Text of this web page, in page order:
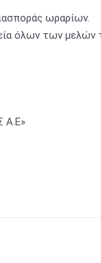
ωραρίων.
όλων των
Α.Ε»